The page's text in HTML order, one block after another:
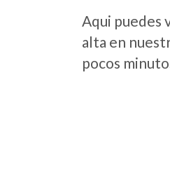
Aqui puedes
alta en
pocos